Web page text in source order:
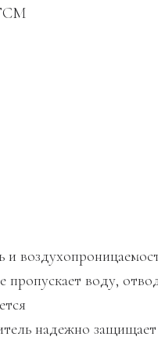
и
пропускает воду,
надежно